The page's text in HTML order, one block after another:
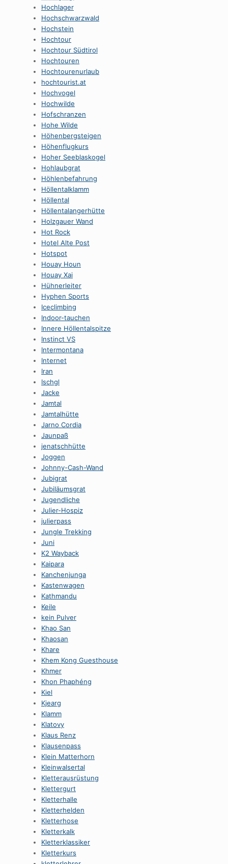
Hochlager
Hochschwarzwald
Hochstein
Hochtour
Hochtour Südtirol
Hochtouren
Hochtourenurlaub
hochtourist.at
Hochvogel
Hochwilde
Hofschranzen
Hohe Wilde
Höhenbergsteigen
Höhenflugkurs
Hoher Seeblaskogel
Hohlaubgrat
Höhlenbefahrung
HöllentaIklamm
Höllental
Höllentalangerhütte
Holzgauer Wand
Hot Rock
Hotel Alte Post
Hotspot
Houay Houn
Houay Xai
Hühnerleiter
Hyphen Sports
Iceclimbing
Indoor-tauchen
Innere Höllentalspitze
Instinct VS
Intermontana
Internet
Iran
Ischgl
Jacke
Jamtal
Jamtalhütte
Jarno Cordia
Jaunpaß
jenatschhütte
Joggen
Johnny-Cash-Wand
Jubigrat
Jubiläumsgrat
Jugendliche
Julier-Hospiz
julierpass
Jungle Trekking
Juni
K2 Wayback
Kaipara
Kanchenjunga
Kastenwagen
Kathmandu
Keile
kein Pulver
Khao San
Khaosan
Khare
Khem Kong Guesthouse
Khmer
Khon Phaphéng
Kiel
Kjearg
Klamm
Klatovy
Klaus Renz
Klausenpass
Klein Matterhorn
Kleinwalsertal
Kletterausrüstung
Klettergurt
Kletterhalle
Kletterhelden
Kletterhose
Kletterkalk
Kletterklassiker
Kletterkurs